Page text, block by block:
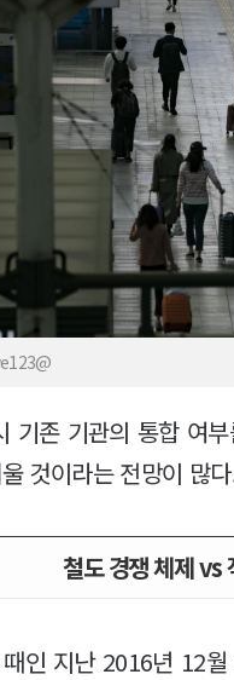
기존 기관의 통합 여
것이라는 전망이 많
철도 경쟁 체제 vs
인 지난 2016년 12